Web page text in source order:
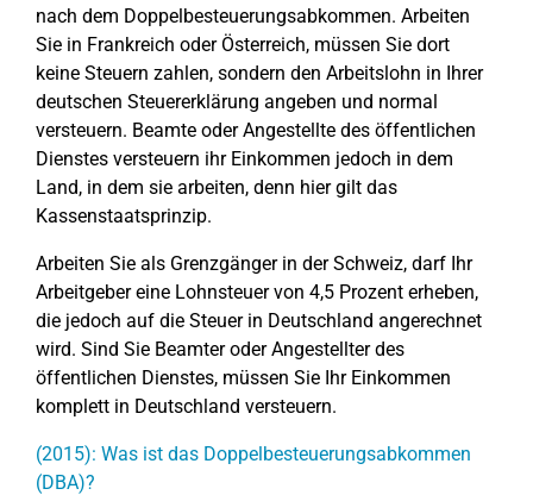
nach dem Doppelbesteuerungsabkommen. Arbeiten
Sie in Frankreich oder Österreich, müssen Sie dort
keine Steuern zahlen, sondern den Arbeitslohn in Ihrer
deutschen Steuererklärung angeben und normal
versteuern. Beamte oder Angestellte des öffentlichen
Dienstes versteuern ihr Einkommen jedoch in dem
Land, in dem sie arbeiten, denn hier gilt das
Kassenstaatsprinzip.
Arbeiten Sie als Grenzgänger in der Schweiz, darf Ihr
Arbeitgeber eine Lohnsteuer von 4,5 Prozent erheben,
die jedoch auf die Steuer in Deutschland angerechnet
wird. Sind Sie Beamter oder Angestellter des
öffentlichen Dienstes, müssen Sie Ihr Einkommen
komplett in Deutschland versteuern.
(2015): Was ist das Doppelbesteuerungsabkommen
(DBA)?